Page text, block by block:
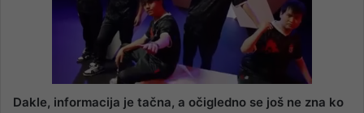
Dakle, informacija je tačna, a očigledno se još ne zna ko